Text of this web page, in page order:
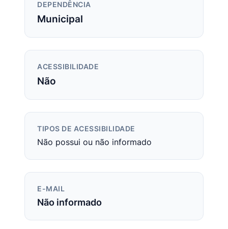
DEPENDÊNCIA
Municipal
ACESSIBILIDADE
Não
TIPOS DE ACESSIBILIDADE
Não possui ou não informado
E-MAIL
Não informado